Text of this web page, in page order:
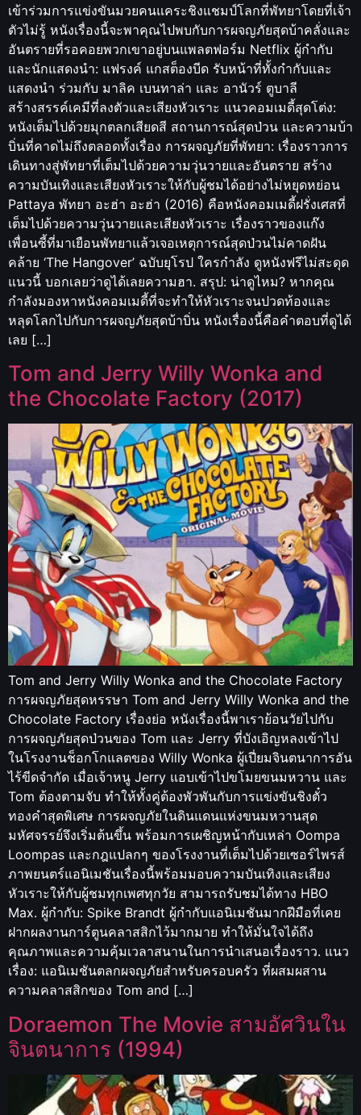
เข้าร่วมการแข่งขันมวยคนแคระชิงแชมป์โลกที่พัทยาโดยที่เจ้า
ตัวไม่รู้ หนังเรื่องนี้จะพาคุณไปพบกับการผจญภัยสุดบ้าคลั่งและ
อันตรายที่รอคอยพวกเขาอยู่บนแพลตฟอร์ม Netflix ผู้กำกับ
และนักแสดงนำ: แฟรงค์ แกสต็องบีด รับหน้าที่ทั้งกำกับและ
แสดงนำ ร่วมกับ มาลิค เบนทาล่า และ อานัวร์ ตูบาลี
สร้างสรรค์เคมีที่ลงตัวและเสียงหัวเราะ แนวคอมเมดี้สุดโต่ง:
หนังเต็มไปด้วยมุกตลกเสียดสี สถานการณ์สุดป่วน และความบ้า
บิ่นที่คาดไม่ถึงตลอดทั้งเรื่อง การผจญภัยที่พัทยา: เรื่องราวการ
เดินทางสู่พัทยาที่เต็มไปด้วยความวุ่นวายและอันตราย สร้าง
ความบันเทิงและเสียงหัวเราะให้กับผู้ชมได้อย่างไม่หยุดหย่อน
Pattaya พัทยา อะฮ่า อะฮ่า (2016) คือหนังคอมเมดี้ฝรั่งเศสที่
เต็มไปด้วยความวุ่นวายและเสียงหัวเราะ เรื่องราวของแก๊ง
เพื่อนซี้ที่มาเยือนพัทยาแล้วเจอเหตุการณ์สุดป่วนไม่คาดฝัน
คล้าย ‘The Hangover’ ฉบับยุโรป ใครกำลัง ดูหนังฟรีไม่สะดุด
แนวนี้ บอกเลยว่าดูได้เลยความฮา. สรุป: น่าดูไหม? หากคุณ
กำลังมองหาหนังคอมเมดี้ที่จะทำให้หัวเราะจนปวดท้องและ
หลุดโลกไปกับการผจญภัยสุดบ้าบิ่น หนังเรื่องนี้คือคำตอบที่ดูได้
เลย […]
Tom and Jerry Willy Wonka and
the Chocolate Factory (2017)
Tom and Jerry Willy Wonka and the Chocolate Factory
การผจญภัยสุดหรรษา Tom and Jerry Willy Wonka and the
Chocolate Factory เรื่องย่อ หนังเรื่องนี้พาเราย้อนวัยไปกับ
การผจญภัยสุดป่วนของ Tom และ Jerry ที่บังเอิญหลงเข้าไป
ในโรงงานช็อกโกแลตของ Willy Wonka ผู้เปี่ยมจินตนาการอัน
ไร้ขีดจำกัด เมื่อเจ้าหนู Jerry แอบเข้าไปขโมยขนมหวาน และ
Tom ต้องตามจับ ทำให้ทั้งคู่ต้องพัวพันกับการแข่งขันชิงตั๋ว
ทองคำสุดพิเศษ การผจญภัยในดินแดนแห่งขนมหวานสุด
มหัศจรรย์จึงเริ่มต้นขึ้น พร้อมการเผชิญหน้ากับเหล่า Oompa
Loompas และกฎแปลกๆ ของโรงงานที่เต็มไปด้วยเซอร์ไพรส์
ภาพยนตร์แอนิเมชันเรื่องนี้พร้อมมอบความบันเทิงและเสียง
หัวเราะให้กับผู้ชมทุกเพศทุกวัย สามารถรับชมได้ทาง HBO
Max. ผู้กำกับ: Spike Brandt ผู้กำกับแอนิเมชันมากฝีมือที่เคย
ฝากผลงานการ์ตูนคลาสสิกไว้มากมาย ทำให้มั่นใจได้ถึง
คุณภาพและความคุ้มเวลาสนานในการนำเสนอเรื่องราว. แนว
เรื่อง: แอนิเมชันตลกผจญภัยสำหรับครอบครัว ที่ผสมผสาน
ความคลาสสิกของ Tom and […]
Doraemon The Movie สามอัศวินใน
จินตนาการ (1994)